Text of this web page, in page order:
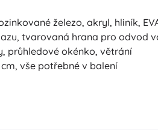
železo, akryl, hliník,
tvarovaná hrana pro odvod
průhledové okénko, větrání
vše potřebné v balení